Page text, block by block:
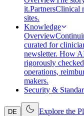
it.PartnersClinical
sites.
Knowledge
Overview
curated for
newsletter. How
rigorously
operations,
makers.
Security &
DE Explore the